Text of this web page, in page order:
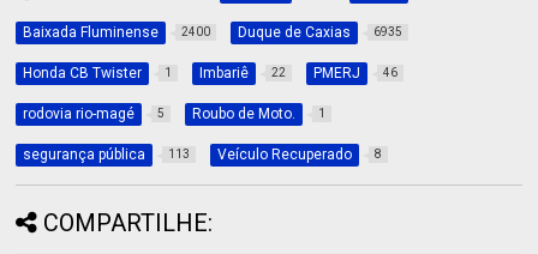
Baixada Fluminense 2400 Duque de Caxias 6935
Honda CB Twister 1 Imbariê 22 PMERJ 46
rodovia rio-magé 5 Roubo de Moto. 1
segurança pública 113 Veículo Recuperado 8
COMPARTILHE: